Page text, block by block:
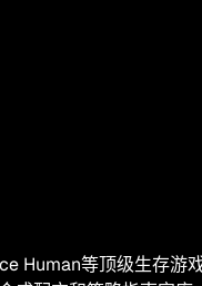
Human等顶级生存游